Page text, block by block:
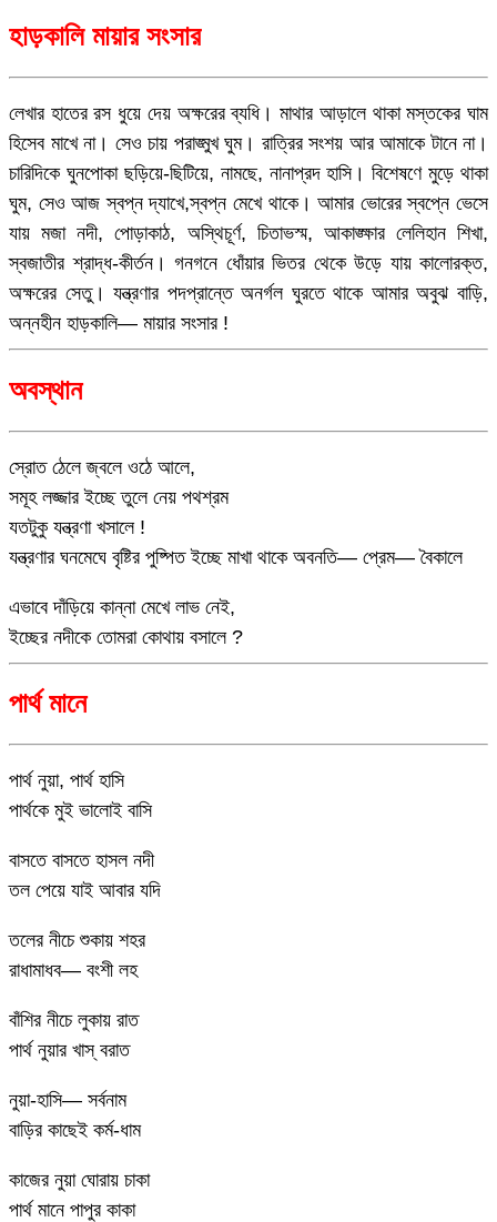
হাড়কালি মায়ার সংসার
লেখার হাতের রস ধুয়ে দেয় অক্ষরের ব্যধি। মাথার আড়ালে থাকা মস্তকের ঘাম
হিসেব মাখে না। সেও চায় পরাঙ্মুখ ঘুম। রাত্রির সংশয় আর আমাকে টানে না।
চারিদিকে ঘুনপোকা ছড়িয়ে-ছিটিয়ে, নামছে, নানাপ্রদ হাসি। বিশেষণে মুড়ে থাকা
ঘুম, সেও আজ স্বপ্ন দ্যাখে,স্বপ্ন মেখে থাকে। আমার ভোরের স্বপ্নে ভেসে
যায় মজা নদী, পোড়াকাঠ, অস্থিচূর্ণ, চিতাভস্ম, আকাঙ্ক্ষার লেলিহান শিখা,
স্বজাতীর শ্রাদ্ধ-কীর্তন। গনগনে ধোঁয়ার ভিতর থেকে উড়ে যায় কালোরক্ত,
অক্ষরের সেতু। যন্ত্রণার পদপ্রান্তে অনর্গল ঘুরতে থাকে আমার অবুঝ বাড়ি,
অন্নহীন হাড়কালি— মায়ার সংসার !
অবস্থান
স্রোত ঠেলে জ্বলে ওঠে আলে,
সমূহ লজ্জার ইচ্ছে তুলে নেয় পথশ্রম
যতটুকু যন্ত্রণা খসালে !
যন্ত্রণার ঘনমেঘে বৃষ্টির পুষ্পিত ইচ্ছে মাখা থাকে অবনতি— প্রেম— বৈকালে
এভাবে দাঁড়িয়ে কান্না মেখে লাভ নেই,
ইচ্ছের নদীকে তোমরা কোথায় বসালে ?
পার্থ মানে
পার্থ নুয়া, পার্থ হাসি
পার্থকে মুই ভালোই বাসি
বাসতে বাসতে হাসল নদী
তল পেয়ে যাই আবার যদি
তলের নীচে শুকায় শহর
রাধামাধব— বংশী লহ
বাঁশির নীচে লুকায় রাত
পার্থ নুয়ার খাস্ বরাত
নুয়া-হাসি— সর্বনাম
বাড়ির কাছেই কর্ম-ধাম
কাজের নুয়া ঘোরায় চাকা
পার্থ মানে পাপুর কাকা